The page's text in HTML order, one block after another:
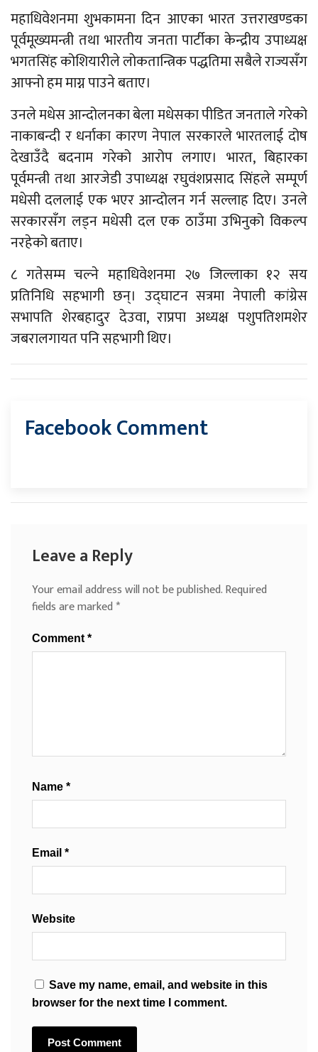
महाधिवेशनमा शुभकामना दिन आएका भारत उत्तराखण्डका
पूर्वमूख्यमन्त्री तथा भारतीय जनता पार्टीका केन्द्रीय उपाध्यक्ष
भगतसिंह कोशियारीले लोकतान्त्रिक पद्धतिमा सबैले राज्यसँग
आफ्नो हम माग्न पाउने बताए।
उनले मधेस आन्दोलनका बेला मधेसका पीडित जनताले गरेको
नाकाबन्दी र धर्नाका कारण नेपाल सरकारले भारतलाई दोष
देखाउँदै बदनाम गरेको आरोप लगाए। भारत, बिहारका
पूर्वमन्त्री तथा आरजेडी उपाध्यक्ष रघुवंशप्रसाद सिंहले सम्पूर्ण
मधेसी दललाई एक भएर आन्दोलन गर्न सल्लाह दिए। उनले
सरकारसँग लड्न मधेसी दल एक ठाउँमा उभिनुको विकल्प
नरहेको बताए।
८ गतेसम्म चल्ने महाधिवेशनमा २७ जिल्लाका १२ सय
प्रतिनिधि सहभागी छन्। उद्घाटन सत्रमा नेपाली कांग्रेस
सभापति शेरबहादुर देउवा, राप्रपा अध्यक्ष पशुपतिशमशेर
जबरालगायत पनि सहभागी थिए।
Facebook Comment
Leave a Reply
Your email address will not be published.Required
fields are marked*
Comment *
Name *
Email *
Website
Save my name, email, and website in this
browser for the next time I comment.